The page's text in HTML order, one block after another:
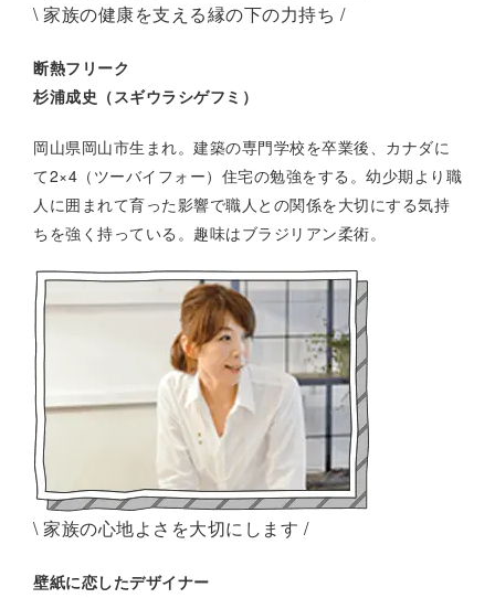
\ 家族の健康を支える縁の下の力持ち /
断熱フリーク
杉浦成史（スギウラシゲフミ）
岡山県岡山市生まれ。建築の専門学校を卒業後、カナダに
て2×4（ツーバイフォー）住宅の勉強をする。幼少期より職
人に囲まれて育った影響で職人との関係を大切にする気持
ちを強く持っている。趣味はブラジリアン柔術。
\ 家族の心地よさを大切にします /
壁紙に恋したデザイナー